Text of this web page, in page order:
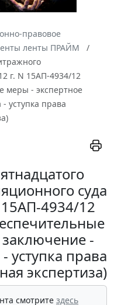
правовое
ленты ПРАЙМ
г. N 15АП-4934/12
меры - экспертное
уступка права
суда
15АП-4934/12
-
уступка права
экспертиза)
смотрите здесь